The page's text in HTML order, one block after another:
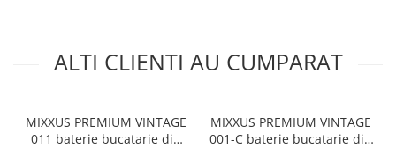
ALTI CLIENTI AU CUMPARAT
MIXXUS PREMIUM VINTAGE
011 baterie bucatarie din
MIXXUS PREMIUM VINTAGE
001-C baterie bucatarie din